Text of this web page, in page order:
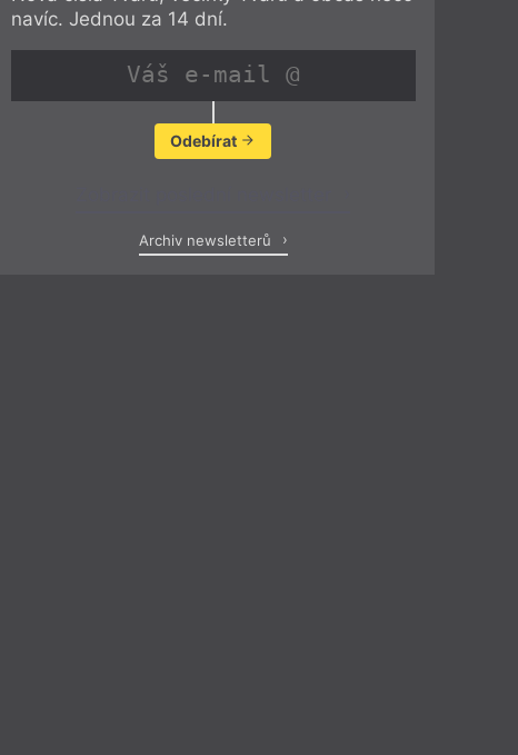
navíc. Jednou za 14 dní.
Odebírat
Archiv newsletterů